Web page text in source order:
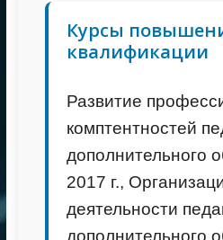
Курсы
квалификации
Развитие
комптентностей
дополнительного
2017 г.,
деятельности
дополнительного